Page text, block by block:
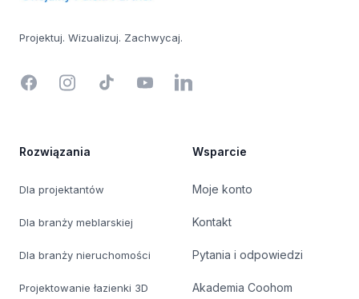
Projektuj. Wizualizuj. Zachwycaj.
FacebookInstagramTikTok YouTubeLinkedIn
Rozwiązania
Dla projektantów
Dla branży meblarskiej
Dla branży nieruchomości
Projektowanie łazienki 3D
Wsparcie
Moje konto
Kontakt
Pytania i odpowiedzi
Akademia Coohom